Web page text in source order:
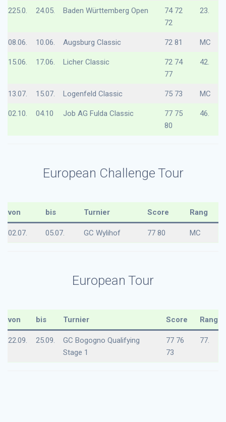
225.0. 24.05. Baden Württemberg Open
74 72
72
23.
08.06. 10.06. Augsburg Classic 72 81 MC
15.06. 17.06. Licher Classic
72 74
77
42.
13.07. 15.07. Logenfeld Classic 75 73 MC
02.10. 04.10 Job AG Fulda Classic
77 75
80
46.
European Challenge Tour
von bis Turnier Score Rang
02.07. 05.07. GC Wylihof 77 80 MC
European Tour
von bis Turnier Score Rang
22.09. 25.09.
GC Bogogno Qualifying
Stage 1
77 76
73
77.